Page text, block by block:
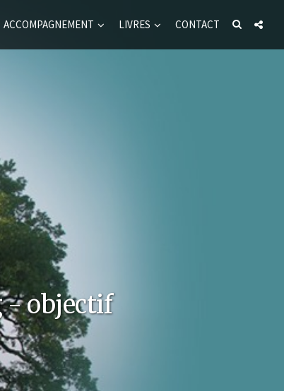
ACCOMPAGNEMENT LIVRES CONTACT
- objectif